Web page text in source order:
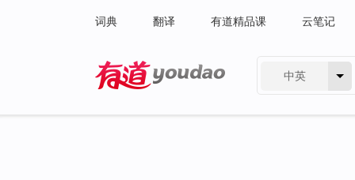
词典 翻译 有道精品课 云笔记
中英